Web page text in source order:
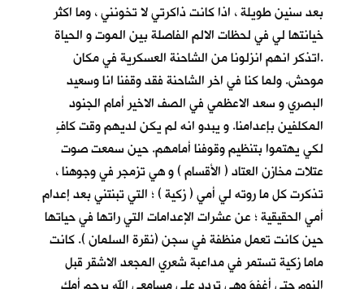
بعد سنين طويلة ، اذا كانت ذاكرتي لا تخونني ، وما اكثر
خيانتها لي في لحظات الالم الفاصلة بين الموت و الحياة
.اتذكر انهم انزلونا من الشاحنة العسكرية في مكان
موحش. ولما كنا في اخر الشاحنة فقد وقفنا انا وسعيد
البصري و سعد الاعظمي في الصف الاخير أمام الجنود
المكلفين بإعدامنا. و يبدو انه لم يكن لديهم وقت كافٍ
لكي يهتموا بتنظيم وقوفنا أمامهم. حين سمعت صوت
عتلات مخازن العتاد ( الأقسام ) و هي تزمجر في وجوهنا ،
تذكرت كل ما روته لي أمي ( زكية ) ؛ التي تبنتني بعد إعدام
أمي الحقيقية ؛ عن عشرات الإعدامات التي راتها في حياتها
حين كانت تعمل منظفة في سجن (نقرة السلمان ). كانت
ماما زكية تستمر في مداعبة شعري المجعد الاشقر قبل